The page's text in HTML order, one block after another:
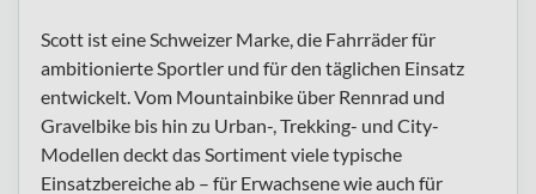
Scott ist eine Schweizer Marke, die Fahrräder für
ambitionierte Sportler und für den täglichen Einsatz
entwickelt. Vom Mountainbike über Rennrad und
Gravelbike bis hin zu Urban-, Trekking- und City-
Modellen deckt das Sortiment viele typische
Einsatzbereiche ab – für Erwachsene wie auch für